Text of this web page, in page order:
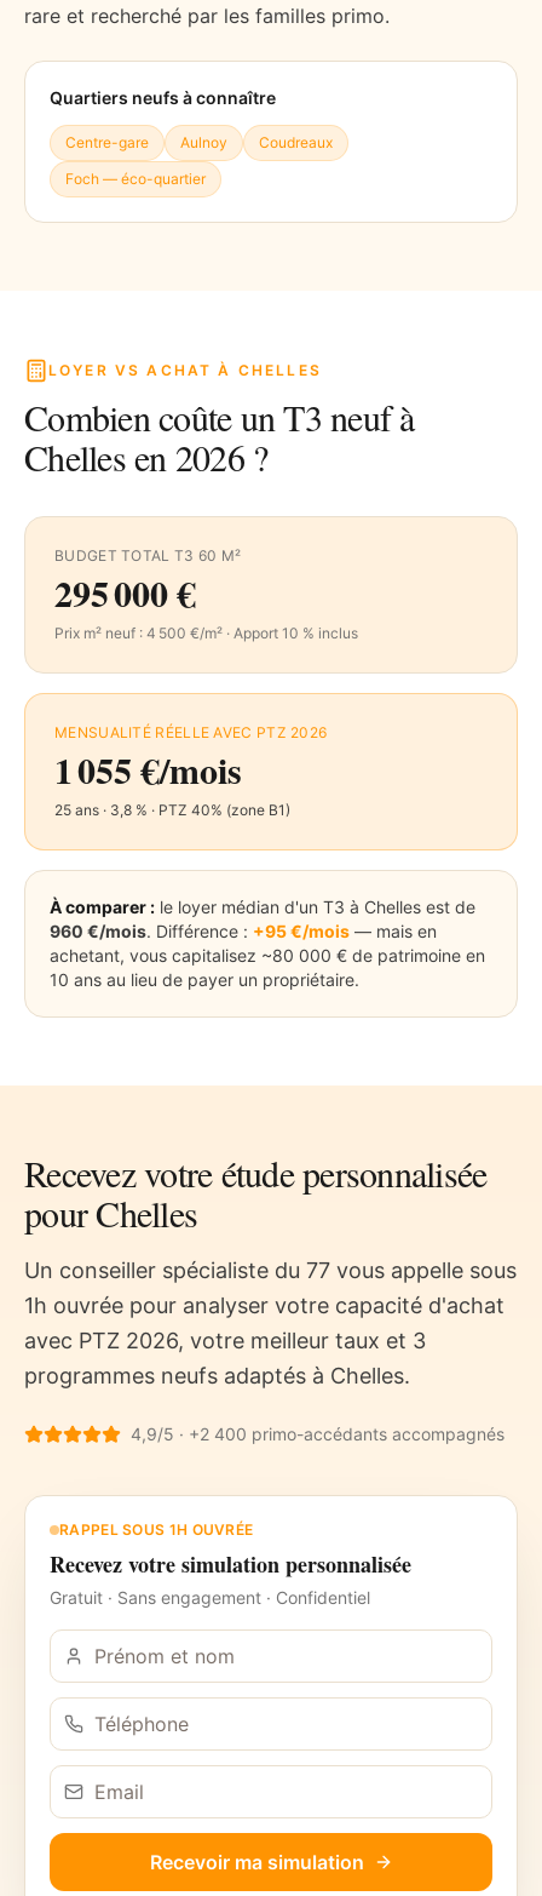
rare et recherché par les familles primo.
Quartiers neufs à connaître
Centre-gare Aulnoy
Coudreaux
Foch — éco-quartier
LOYER VS ACHAT À CHELLES
Combien coûte un T3 neuf à
Chellesen 2026 ?
BUDGET TOTAL T3 60 M²
295 000€
Prix m² neuf : 4 500 €/m² · Apport 10 % inclus
MENSUALITÉ RÉELLE AVEC PTZ 2026
1 055€/mois
25 ans · 3,8 % · PTZ 40% (zone B1)
À comparer : le loyer médian d'un T3 à Chelles est de
960 €/mois. Différence : +95€/mois — mais en
achetant, vous capitalisez ~80 000 € de patrimoine en
10 ans au lieu de payer un propriétaire.
Recevez votre étude personnalisée
pourChelles
Un conseiller spécialiste du 77 vous appelle sous
1h ouvrée pour analyser votre capacité d'achat
avec PTZ 2026, votre meilleur taux et 3
programmes neufs adaptés à Chelles.
4,9/5 · +2 400 primo-accédants accompagnés
RAPPEL SOUS 1H OUVRÉE
Recevez votre simulation personnalisée
Gratuit · Sans engagement · Confidentiel
Recevoir ma simulation